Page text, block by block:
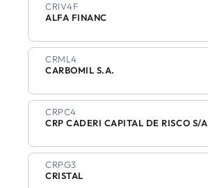
ALFA FINANC
CRIV4F
CARBOMIL S.A.
CRML4
CRP CADERI CAPITAL DE RISCO S/A
CRPC4
CRISTAL
CRPG3